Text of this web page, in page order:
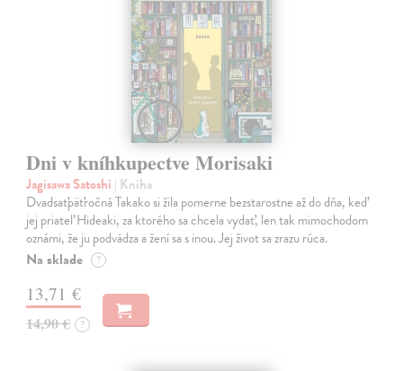
Dni v kníhkupectve Morisaki
Jagisawa Satoshi | Kniha
Dvadsaťpäťročná Takako si žila pomerne bezstarostne až do dňa, keď
jej priateľ Hideaki, za ktorého sa chcela vydať, len tak mimochodom
oznámi, že ju podvádza a žení sa s inou. Jej život sa zrazu rúca.
Na sklade ?
13,71 €
14,90 € ?